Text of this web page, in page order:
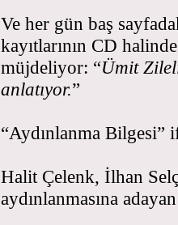
Ve her gün baş
kayıtlarının CD
müjdeliyor: “Ümit
anlatıyor.”
“Aydınlanma Bilgesi”
Halit Çelenk, İlhan
aydınlanmasına